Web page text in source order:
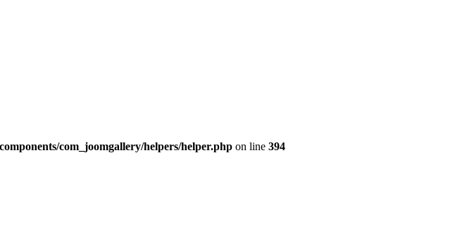
com_joomgallery/helpers/helper.php on line 394